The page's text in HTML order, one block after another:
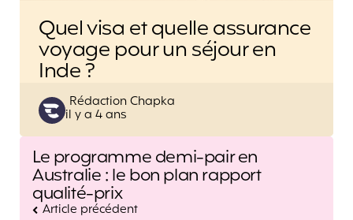
Quel visa et quelle assurance
voyage pour un séjour en
Inde ?
Posted
by
Rédaction Chapka
il y a 4 ans
Post
navigation
Le programme demi-pair en
Australie : le bon plan rapport
qualité-prix
Article précédent